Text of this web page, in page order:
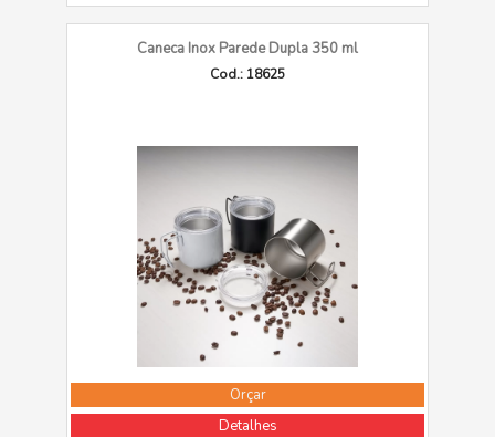
Caneca Inox Parede Dupla 350 ml
Cod.: 18625
Orçar
Detalhes